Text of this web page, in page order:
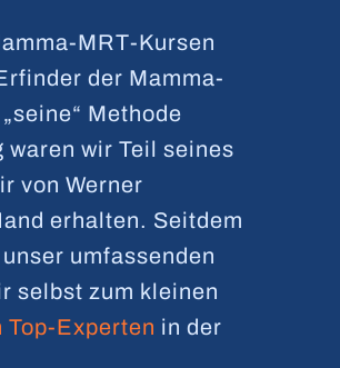
MRT-Kursen
der Mamma-
Methode
wir Teil seines
von Werner
erhalten. Seitdem
umfassenden
selbst zum kleinen
Top-Experten in der